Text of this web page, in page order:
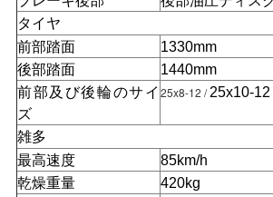
地
図
プ
ラ
タイヤ
前部踏面
1330mm
後部踏面
1440mm
前部及び後輪のサイ
ズ
25x8-12 /25x10-12
雑多
最高速度
85km/h
乾燥重量
420kg